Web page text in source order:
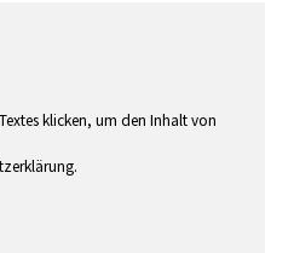
klicken, um den Inhalt von